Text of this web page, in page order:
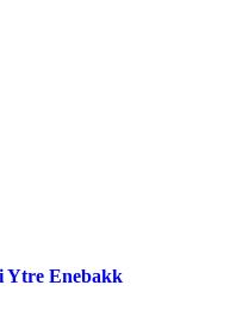
Ytre Enebakk